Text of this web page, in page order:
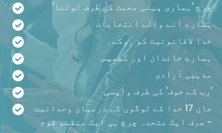
چرچ 'ہماری پہلی محبت کی طرف لوٹنا'
ہمارے آنے والے انتخابات
خدا لاقانونیت کو روکے۔
ہمارے خاندان اور کیمپس
مذہبی آزادی
'رب کے خوف' کی طرف واپسی
جان 17 خدا کے لوگوں کے درمیان وحدانیت
- صرف ایک متحدہ چرچ ہی ایک منقسم قوم